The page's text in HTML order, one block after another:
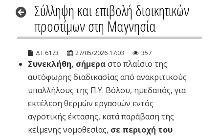
Σύλληψη και επιβολή διοικητικών
προστίμων στη Μαγνησία
ΔΤ 6173 27/05/2026 17:03 357
Συνεκλήθη, σήμεραστο πλαίσιο της
αυτόφωρης διαδικασίας από ανακριτικούς
υπαλλήλους της Π.Υ. Βόλου, ημεδαπός, για
εκτέλεση θερμών εργασιών εντός
αγροτικής έκτασης, κατά παράβαση της
κείμενης νομοθεσίας, σε περιοχή του